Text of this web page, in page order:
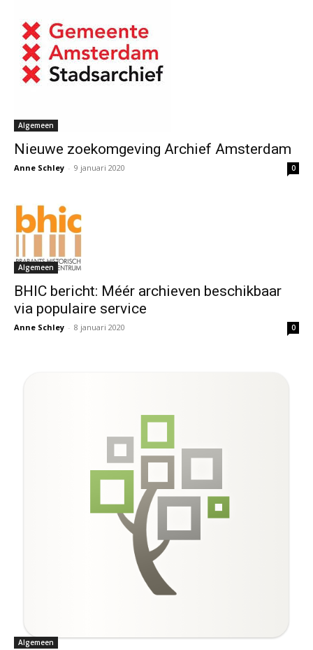
Algemeen
Nieuwe zoekomgeving Archief Amsterdam
Anne Schley - 9 januari 2020 0
Algemeen
BHIC bericht: Méér archieven beschikbaar
via populaire service
Anne Schley - 8 januari 2020 0
Algemeen